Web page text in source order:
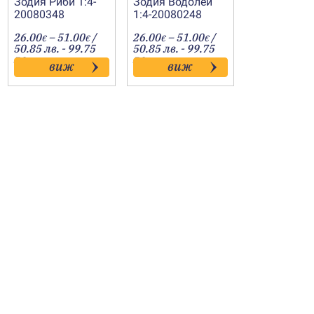
20080348
26.00€ –51.00€Price
range:
26.00€
through
51.00€
/
50.85 лв. - 99.75
лв. виж
1:4-20080248
26.00€ –51.00€Price
range:
26.00€
through
51.00€
/
50.85 лв. - 99.75
лв. виж